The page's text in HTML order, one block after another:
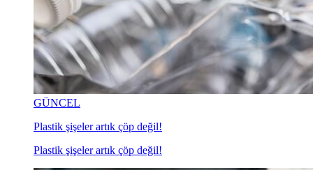
GÜNCEL
Plastik şişeler artık çöp değil!
Plastik şişeler artık çöp değil!